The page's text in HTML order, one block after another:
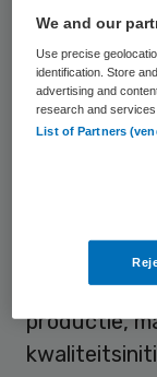
dat in beide
“Dat is een
hebben ze
medisch
en in
alleen te
productie,
We and our
Use precise
identification. Store
advertising and
research and services
List of Partners